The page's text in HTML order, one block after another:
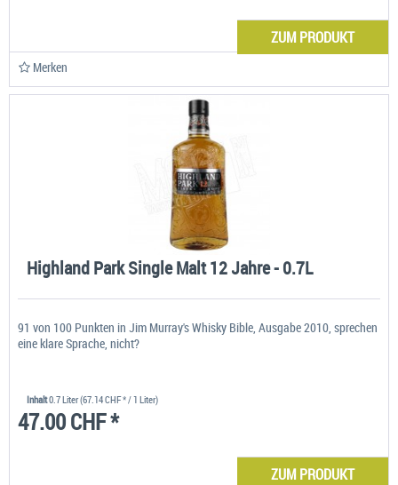
ZUM PRODUKT
Merken
Highland Park Single Malt 12 Jahre - 0.7L
91 von 100 Punkten in Jim Murray's Whisky Bible, Ausgabe 2010, sprechen
eine klare Sprache, nicht?
Inhalt0.7 Liter(67.14 CHF * / 1 Liter)
47.00 CHF *
ZUM PRODUKT